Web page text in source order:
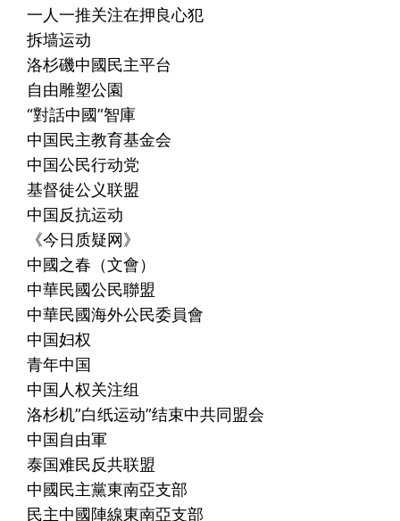
一人一推关注在押良心犯
拆墙运动
洛杉磯中國民主平台
自由雕塑公園
“對話中國”智庫
中国民主教育基金会
中国公民行动党
基督徒公义联盟
中国反抗运动
《今日质疑网》
中國之春（文會）
中華民國公民聯盟
中華民國海外公民委員會
中国妇权
青年中国
中国人权关注组
洛杉机”白纸运动”结束中共同盟会
中国自由軍
泰国难民反共联盟
中國民主黨東南亞支部
民主中國陣線東南亞支部